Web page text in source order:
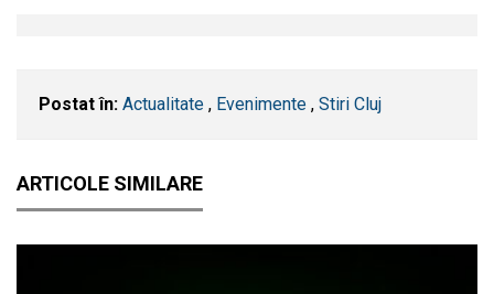
Postat în: Actualitate , Evenimente , Stiri Cluj
ARTICOLE SIMILARE